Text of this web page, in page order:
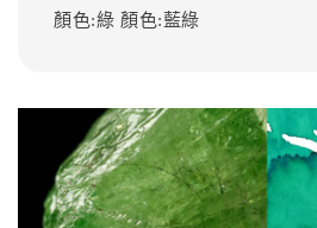
顏色:綠 顏色:藍綠